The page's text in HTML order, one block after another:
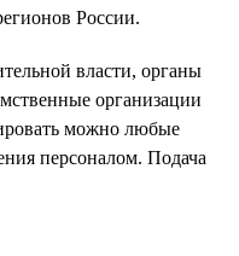
России.
власти, органы
организации
можно любые
персоналом. Подача